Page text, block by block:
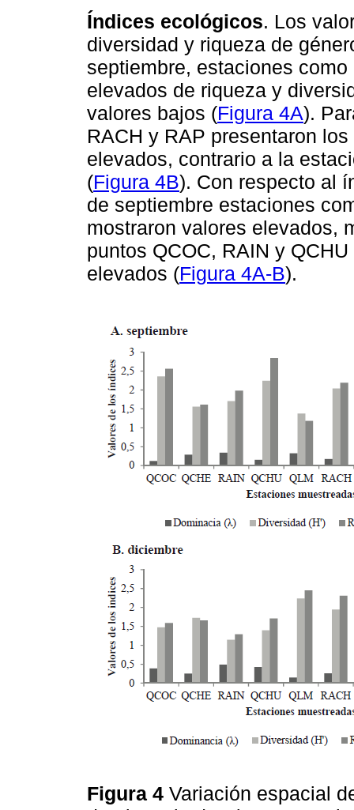
Índices ecológicos. Los
diversidad y riqueza de
septiembre, estaciones
elevados de riqueza y
valores bajos (Figura 4A).
RACH y RAP presentaron
elevados, contrario a la
(Figura 4B). Con respecto al
de septiembre estaciones
mostraron valores elevados,
puntos QCOC, RAIN y
elevados (Figura 4A-B).
Figura 4 Variación espacial